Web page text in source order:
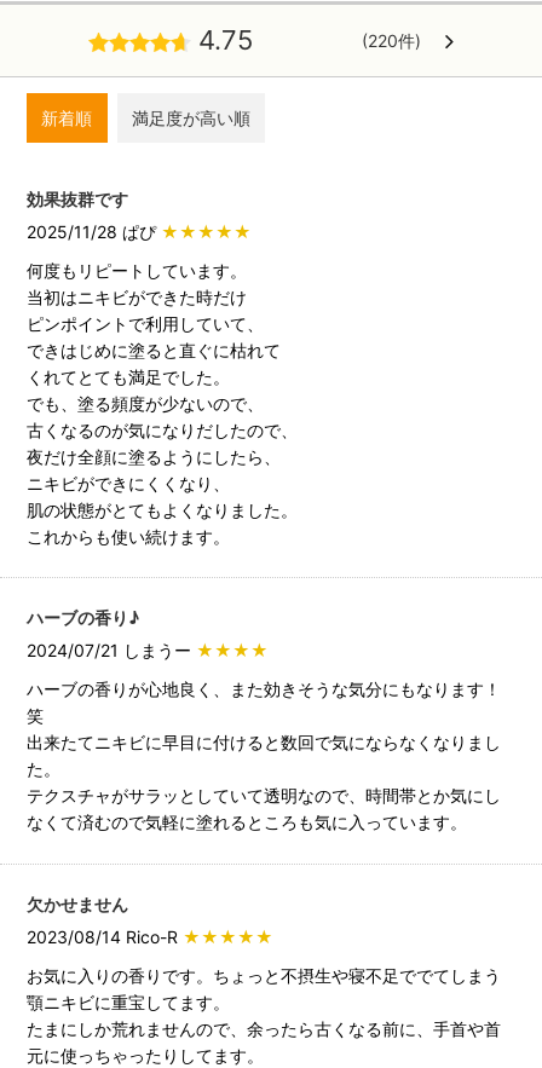
4.75 (220件)
新着順 満足度が高い順
効果抜群です
2025/11/28 ぱぴ ★★★★★
何度もリピートしています。
当初はニキビができた時だけ
ピンポイントで利用していて、
できはじめに塗ると直ぐに枯れて
くれてとても満足でした。
でも、塗る頻度が少ないので、
古くなるのが気になりだしたので、
夜だけ全顔に塗るようにしたら、
ニキビができにくくなり、
肌の状態がとてもよくなりました。
これからも使い続けます。
ハーブの香り♪
2024/07/21 しまうー ★★★★
ハーブの香りが心地良く、また効きそうな気分にもなります！
笑
出来たてニキビに早目に付けると数回で気にならなくなりまし
た。
テクスチャがサラッとしていて透明なので、時間帯とか気にし
なくて済むので気軽に塗れるところも気に入っています。
欠かせません
2023/08/14 Rico-R ★★★★★
お気に入りの香りです。ちょっと不摂生や寝不足ででてしまう
顎ニキビに重宝してます。
たまにしか荒れませんので、余ったら古くなる前に、手首や首
元に使っちゃったりしてます。